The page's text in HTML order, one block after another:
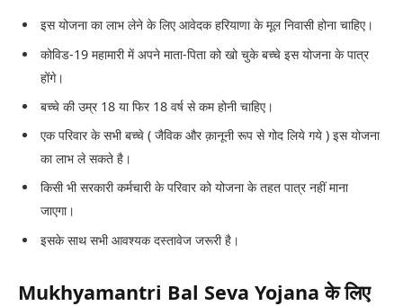
इस योजना का लाभ लेने के लिए आवेदक हरियाणा के मूल निवासी होना चाहिए।
कोविड-19 महामारी में अपने माता-पिता को खो चुके बच्चे इस योजना के पात्र
होंगे।
बच्चे की उम्र 18 या फिर 18 वर्ष से कम होनी चाहिए।
एक परिवार के सभी बच्चे ( जैविक और क़ानूनी रूप से गोद लिये गये ) इस योजना
का लाभ ले सकते है।
किसी भी सरकारी कर्मचारी के परिवार को योजना के तहत पात्र नहीं माना
जाएगा।
इसके साथ सभी आवश्यक दस्तावेज जरूरी है।
Mukhyamantri Bal Seva Yojana के लिए